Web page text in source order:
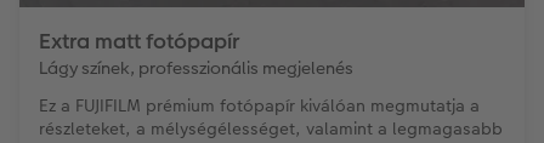
Extra matt fotópapír
Lágy színek, professzionális megjelenés
Ez a FUJIFILM prémium fotópapír kiválóan megmutatja a
részleteket, a mélységélességet, valamint a legmagasabb